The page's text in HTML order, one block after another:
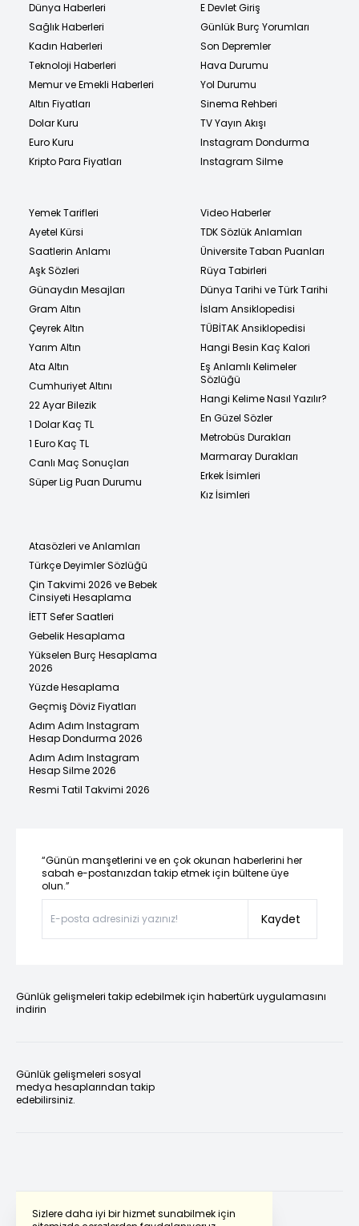
Sizlere daha iyi bir hizmet sunabilmek için
Dünya Haberleri
Sağlık Haberleri
Kadın Haberleri
Teknoloji Haberleri
Memur ve Emekli Haberleri
Altın Fiyatları
Dolar Kuru
Euro Kuru
Kripto Para Fiyatları
E Devlet Giriş
Günlük Burç Yorumları
Son Depremler
Hava Durumu
Yol Durumu
Sinema Rehberi
TV Yayın Akışı
Instagram Dondurma
Instagram Silme
Yemek Tarifleri
Ayetel Kürsi
Saatlerin Anlamı
Aşk Sözleri
Günaydın Mesajları
Gram Altın
Çeyrek Altın
Yarım Altın
Ata Altın
Cumhuriyet Altını
22 Ayar Bilezik
1 Dolar Kaç TL
1 Euro Kaç TL
Canlı Maç Sonuçları
Süper Lig Puan Durumu
Video Haberler
TDK Sözlük Anlamları
Üniversite Taban Puanları
Rüya Tabirleri
Dünya Tarihi ve Türk Tarihi
İslam Ansiklopedisi
TÜBİTAK Ansiklopedisi
Hangi Besin Kaç Kalori
Eş Anlamlı Kelimeler
Sözlüğü
Hangi Kelime Nasıl Yazılır?
En Güzel Sözler
Metrobüs Durakları
Marmaray Durakları
Erkek İsimleri
Kız İsimleri
Atasözleri ve Anlamları
Türkçe Deyimler Sözlüğü
Çin Takvimi 2026 ve Bebek
Cinsiyeti Hesaplama
İETT Sefer Saatleri
Gebelik Hesaplama
Yükselen Burç Hesaplama
2026
Yüzde Hesaplama
Geçmiş Döviz Fiyatları
Adım Adım Instagram
Hesap Dondurma 2026
Adım Adım Instagram
Hesap Silme 2026
Resmi Tatil Takvimi 2026
“Günün manşetlerini ve en çok okunan haberlerini her
sabah e-postanızdan takip etmek için bültene üye
olun.”
Kaydet
Günlük gelişmeleri takip edebilmek için habertürk uygulamasını
indirin
Günlük gelişmeleri sosyal
medya hesaplarından takip
edebilirsiniz.